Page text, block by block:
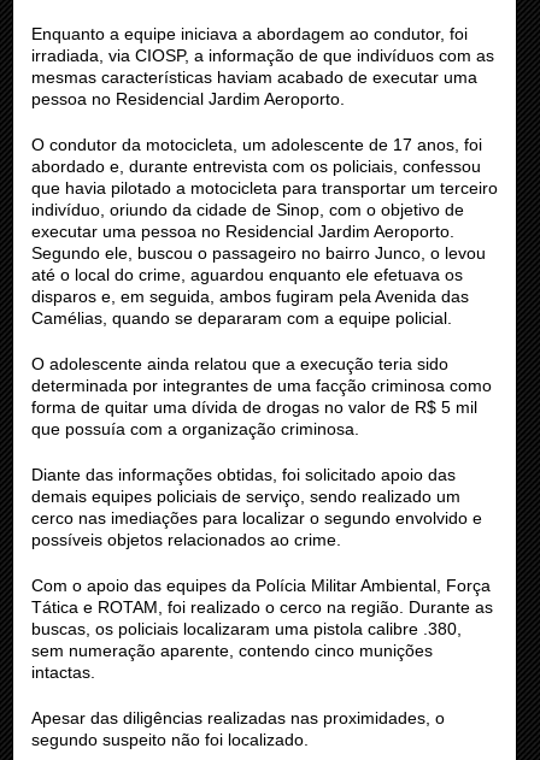
Enquanto a equipe iniciava a abordagem ao condutor, foi
irradiada, via CIOSP, a informação de que indivíduos com as
mesmas características haviam acabado de executar uma
pessoa no Residencial Jardim Aeroporto.
O condutor da motocicleta, um adolescente de 17 anos, foi
abordado e, durante entrevista com os policiais, confessou
que havia pilotado a motocicleta para transportar um terceiro
indivíduo, oriundo da cidade de Sinop, com o objetivo de
executar uma pessoa no Residencial Jardim Aeroporto.
Segundo ele, buscou o passageiro no bairro Junco, o levou
até o local do crime, aguardou enquanto ele efetuava os
disparos e, em seguida, ambos fugiram pela Avenida das
Camélias, quando se depararam com a equipe policial.
O adolescente ainda relatou que a execução teria sido
determinada por integrantes de uma facção criminosa como
forma de quitar uma dívida de drogas no valor de R$ 5 mil
que possuía com a organização criminosa.
Diante das informações obtidas, foi solicitado apoio das
demais equipes policiais de serviço, sendo realizado um
cerco nas imediações para localizar o segundo envolvido e
possíveis objetos relacionados ao crime.
Com o apoio das equipes da Polícia Militar Ambiental, Força
Tática e ROTAM, foi realizado o cerco na região. Durante as
buscas, os policiais localizaram uma pistola calibre .380,
sem numeração aparente, contendo cinco munições
intactas.
Apesar das diligências realizadas nas proximidades, o
segundo suspeito não foi localizado.